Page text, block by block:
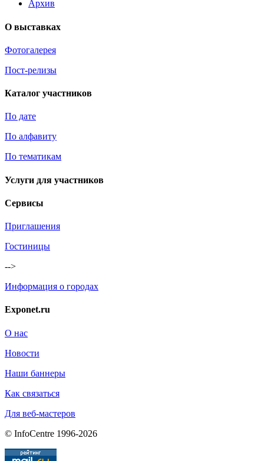
Архив
О выставках
Фотогалерея
Пост-релизы
Каталог участников
По дате
По алфавиту
По тематикам
Услуги для участников
Сервисы
Приглашения
Гостиницы
-->
Информация о городах
Exponet.ru
О нас
Новости
Наши баннеры
Как связаться
Для веб-мастеров
© InfoCentre 1996-2026